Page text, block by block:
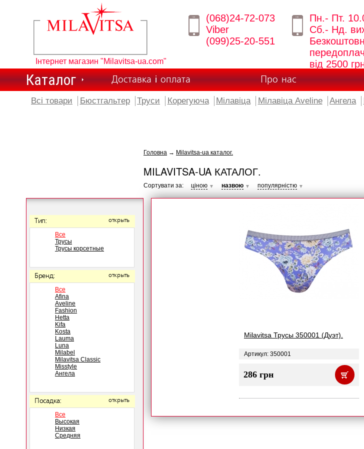
Інтернет магазин "Milavitsa-ua.com"
(068)24-72-073
Viber
(099)25-20-551
Пн.- Пт.
Сб.- Нд.
від 2500
Каталог Доставка і оплата Про нас
Всі товари Бюстгальтер Труси Корегуюча Мілавіца Мілавіца Aveline Ангела
Тип: открыть
Все
Трусы
Трусы корсетные
Бренд: открыть
Все
Afina
Aveline
Fashion
Hetta
Kifa
Kosta
Lauma
Luna
Milabel
Milavitsa Classic
Misstyle
Ангела
Посадка: открыть
Все
Высокая
Низкая
Средняя
Головна → Milavitsa-ua каталог.
MILAVITSA-UA КАТАЛОГ.
Сортувати за: ціною ▼ назвою ▼ популярністю ▼
Milavitsa Трусы 350001 (Дуэт).
Артикул: 350001
286 грн